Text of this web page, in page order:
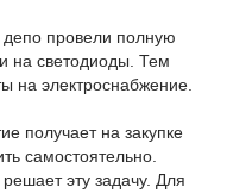
провели полную
на светодиоды. Тем
на электроснабжение.
получает на закупке
самостоятельно.
эту задачу. Для